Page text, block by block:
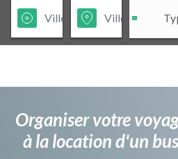
Organiser votre
à la location d'un